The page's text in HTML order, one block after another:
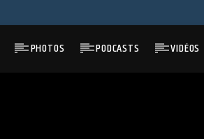
PHOTOS PODCASTS VIDÉOS